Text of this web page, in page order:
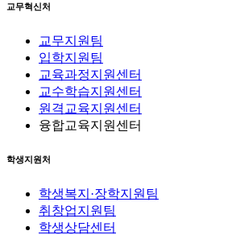
교무혁신처
교무지원팀
입학지원팀
교육과정지원센터
교수학습지원센터
원격교육지원센터
융합교육지원센터
학생지원처
학생복지·장학지원팀
취창업지원팀
학생상담센터